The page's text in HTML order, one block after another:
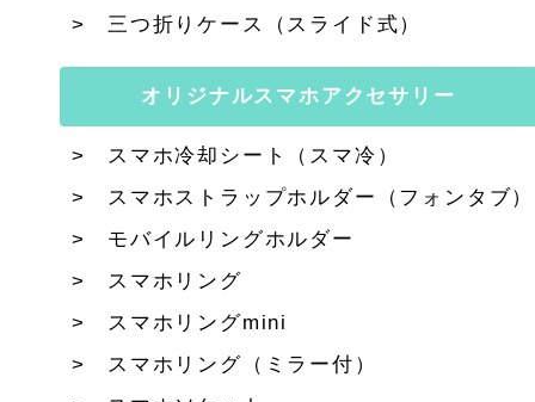
三つ折りケース（スライド式）
オリジナルスマホアクセサリー
スマホ冷却シート（スマ冷）
スマホストラップホルダー（フォンタブ）
モバイルリングホルダー
スマホリング
スマホリングmini
スマホリング（ミラー付）